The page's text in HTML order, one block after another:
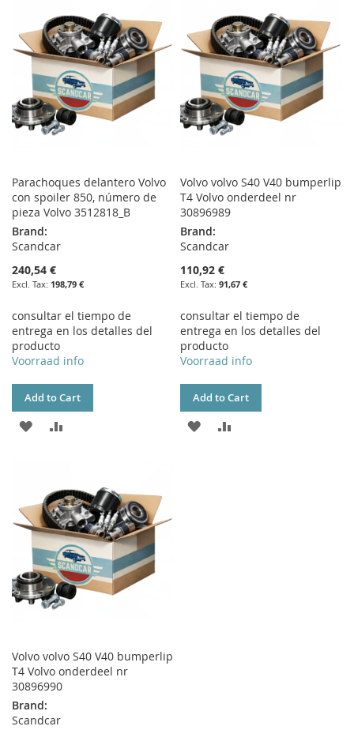
LIST
LIST
Parachoques delantero Volvo
con spoiler 850, número de
pieza Volvo 3512818_B
Brand:
Scandcar
240,54 €
198,79 €
consultar el tiempo de
entrega en los detalles del
producto
Voorraad info
Add to Cart
ADD
LIST
Volvo volvo S40 V40 bumperlip
T4 Volvo onderdeel nr
30896989
Brand:
Scandcar
110,92 €
91,67 €
consultar el tiempo de
entrega en los detalles del
producto
Voorraad info
Add to Cart
ADD
Volvo volvo S40 V40 bumperlip
T4 Volvo onderdeel nr
30896990
Brand:
Scandcar